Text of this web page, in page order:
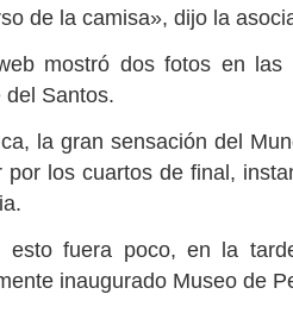
de la camisa», dijo la
mostró dos fotos en
del Santos.
la gran sensación del
por los cuartos de final,
esto fuera poco, en la
inaugurado Museo de